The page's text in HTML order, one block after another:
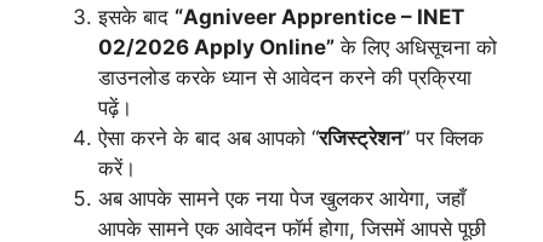
इसके बाद “Agniveer Apprentice – INET
02/2026 Apply Online” के लिए अधिसूचना को
डाउनलोड करके ध्यान से आवेदन करने की प्रक्रिया
पढ़ें।
ऐसा करने के बाद अब आपको “रजिस्ट्रेशन” पर क्लिक
करें।
अब आपके सामने एक नया पेज खुलकर आयेगा, जहाँ
आपके सामने एक आवेदन फॉर्म होगा, जिसमें आपसे पूछी